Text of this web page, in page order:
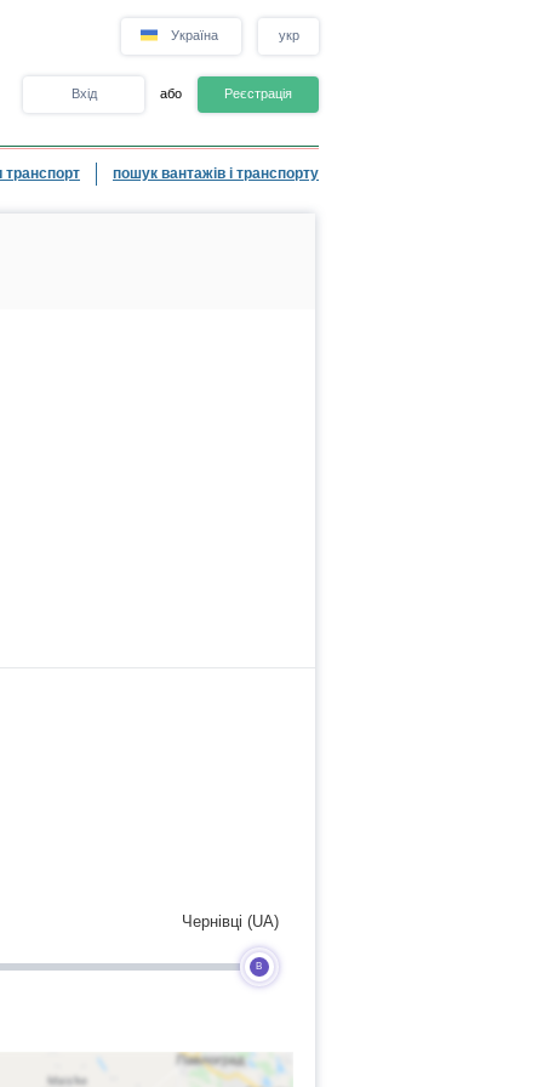
Україна укр
Вхід або Реєстрація
транспорт пошук вантажів і транспорту
B
Чернівці (UA)